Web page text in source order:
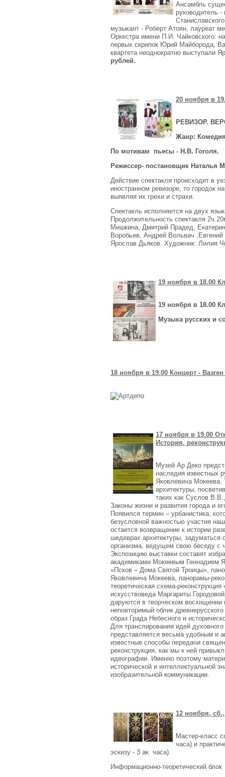
Ансамбль
руководитель -
музыкант - Роберт Атоян, лауреат
Оркестра имени П.И. Чайковского:
первых скрипок Юрий Майборода,
квартета неоднократно выступали
рублей.
20 ноября в
РЕВИЗОР.
Жанр:
По мотивам пьесы - Н.В. Гоголя.
Режиссер- постановщик Наталья
Действие спектакля происходит в
иностранном ревизоре, то городок
выявляя их грехи и страхи.
Спектакль исполняется на двух
Продолжительность спектакля
Мишкина, Дмитрий Прадед,
Воробьев, Андрей Вольвач
Ярослав Дьяков. Художник: Лилия
19 ноября в 18.00
19 ноября в 18.00
Музыка русских и
18 ноября в 19.00 Концерт -
17 ноября в 19.00
История,
Музей Ар Деко
наследия известных
Яковлевича Мокеева.
архитектуры,
таких как Суслов
Законы жизни и развития города и
Появился термин – урбанистика,
безусловной важностью участия
остается возвращение к истории
шедеврах архитектуры, задуматься
организма, ведущем свою беседу с
Экспозицию выставки составят
академиками Мокеевым Геннадием
«Псков – Дома Святой Троицы»,
Яковлевича Мокеева, панорамы-
теоретическая схема-
искусствоведа Маргариты
даруются в творческом
неповторимый облик
образ Града Небесного и
Для транслирования идей
представляется весьма удобным и
известные способы передачи
реконструкция, как мы к ней
идеографии. Именно поэтому
исторической и интеллектуальной
изобразительной коммуникации.
12 ноября,
Мастер-класс
часа) и
эскизу - 3 ак. часа).
Информационно-теоретический блок